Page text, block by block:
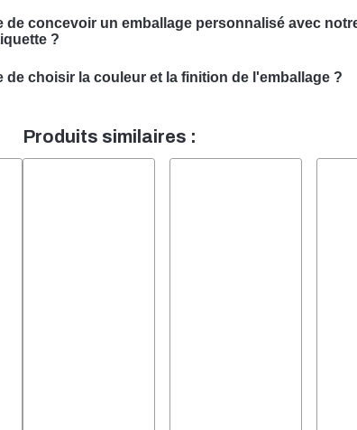
de concevoir un emballage personnalisé avec
?
dans la conception de solutions d'emballage sur
de choisir la couleur et la finition de l'emballage ?
un plaisir de vous conseiller pour trouver la couleur et la
Produits similaires :